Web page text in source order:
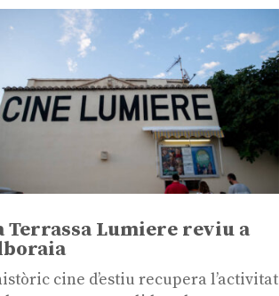
Terrassa Lumiere reviu a
cine d’estiu recupera l’activitat